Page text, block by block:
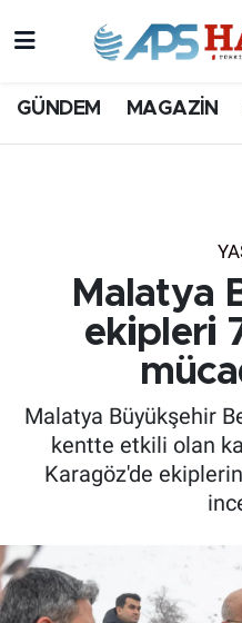
GÜNDEM MAGAZİN
Malatya
ekipleri
Malatya Büyükşehir
kentte etkili olan
Karagöz'de